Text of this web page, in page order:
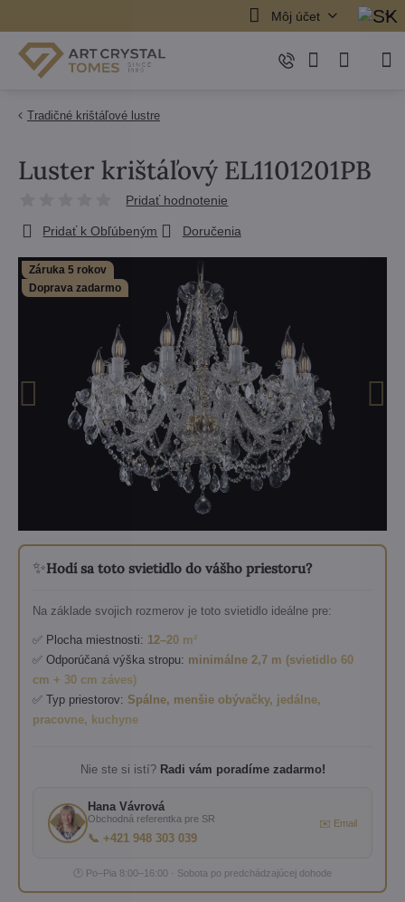
Môj účet
Tradičné krištáľové lustre
Záruka 5 rokov
Doprava zadarmo
✨Hodí sa toto svietidlo do vášho priestoru?
Na základe svojich rozmerov je toto svietidlo ideálne pre:
✅ Plocha miestnosti: 12–20 m²
✅ Odporúčaná výška stropu: minimálne 2,7 m (svietidlo 60
cm + 30 cm záves)
✅ Typ priestorov: Spálne, menšie obývačky, jedálne,
pracovne, kuchyne
Nie ste si istí? Radi vám poradíme zadarmo!
Hana Vávrová
Obchodná referentka pre SR
📞 +421 948 303 039
✉️ Email
🕐 Po–Pia 8:00–16:00 · Sobota po predchádzajúcej dohode
Luster krištáľový EL1101201PB
Pridať hodnotenie
Pridať k Obľúbeným Doručenia